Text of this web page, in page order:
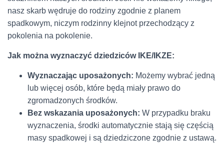
nasz skarb wędruje do rodziny zgodnie z planem
spadkowym, niczym rodzinny klejnot przechodzący z
pokolenia na pokolenie.
Jak można wyznaczyć dziedziców IKE/IKZE:
Wyznaczając uposażonych: Możemy wybrać jedną
lub więcej osób, które będą miały prawo do
zgromadzonych środków.
Bez wskazania uposażonych: W przypadku braku
wyznaczenia, środki automatycznie stają się częścią
masy spadkowej i są dziedziczone zgodnie z ustawą.